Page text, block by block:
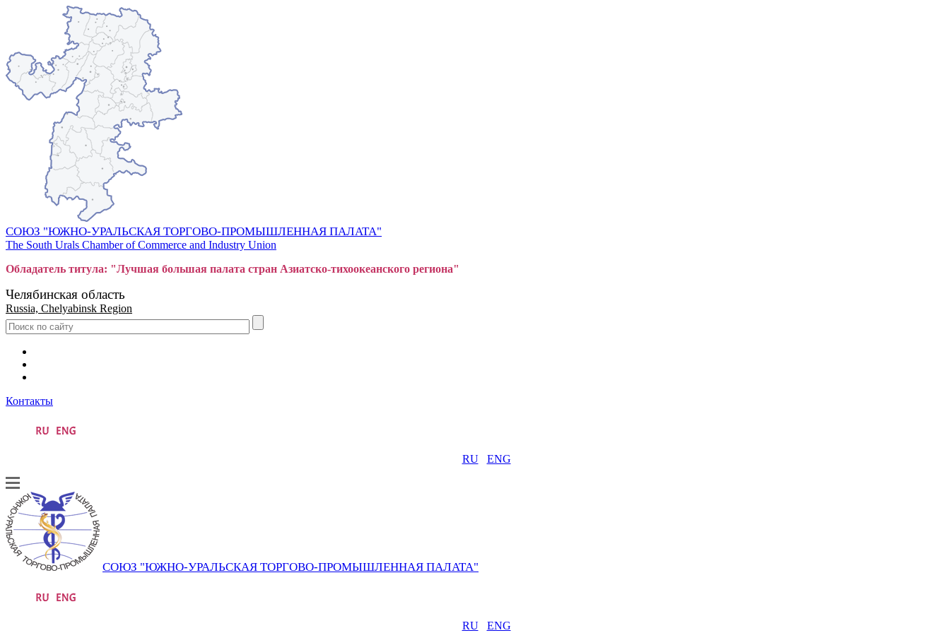
СОЮЗ "ЮЖНО-УРАЛЬСКАЯ ТОРГОВО-ПРОМЫШЛЕННАЯ ПАЛАТА"
The South Urals Chamber of Commerce and Industry Union
Обладатель титула: "Лучшая большая палата стран Азиатско-тихоокеанского региона"
Челябинская область
Russia, Chelyabinsk Region
Контакты
RU ENG
СОЮЗ "ЮЖНО-УРАЛЬСКАЯ ТОРГОВО-ПРОМЫШЛЕННАЯ ПАЛАТА"
RU ENG